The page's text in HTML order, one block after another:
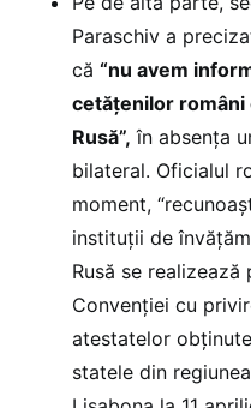
Paraschiv a
că “nu avem
cetățenilor români
Rusă”, în absența
bilateral. Oficialul
moment,
instituții de
Rusă se
Convenției cu
atestatelor
statele din